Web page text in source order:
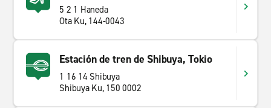
5 2 1 Haneda
Ota Ku, 144-0043
Estación de tren de Shibuya, Tokio
1 16 14 Shibuya
Shibuya Ku, 150 0002